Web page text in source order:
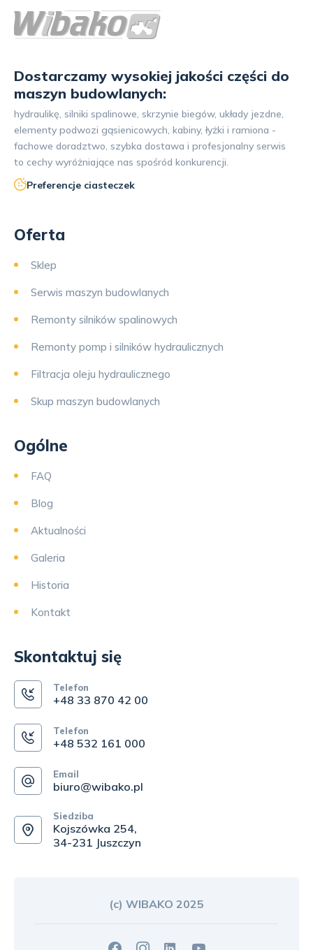
Dostarczamy wysokiej jakości części do
maszyn budowlanych:
hydraulikę, silniki spalinowe, skrzynie biegów, układy jezdne,
elementy podwozi gąsienicowych, kabiny, łyżki i ramiona -
fachowe doradztwo, szybka dostawa i profesjonalny serwis
to cechy wyróżniające nas spośród konkurencji.
Preferencje ciasteczek
Oferta
Sklep
Serwis maszyn budowlanych
Remonty silników spalinowych
Remonty pomp i silników hydraulicznych
Filtracja oleju hydraulicznego
Skup maszyn budowlanych
Ogólne
FAQ
Blog
Aktualności
Galeria
Historia
Kontakt
Skontaktuj się
Telefon
+48 33 870 42 00
Telefon
+48 532 161 000
Email
biuro@wibako.pl
Siedziba
Kojszówka 254,
34-231 Juszczyn
(c) WIBAKO 2025